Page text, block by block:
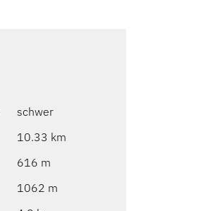
schwer
10.33 km
616 m
1062 m